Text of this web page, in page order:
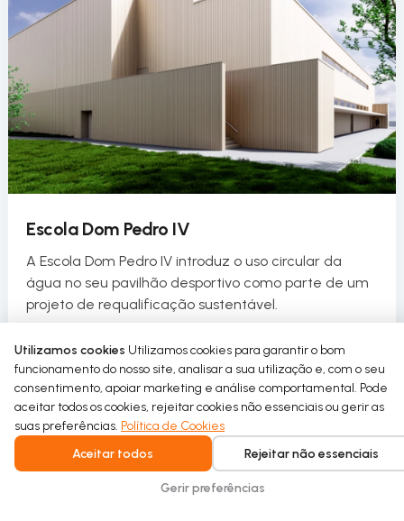
Escola Dom Pedro IV
A Escola Dom Pedro IV introduz o uso circular da
água no seu pavilhão desportivo como parte de um
projeto de requalificação sustentável.
Read more
Utilizamos cookies Utilizamos cookies para garantir o bom
funcionamento do nosso site, analisar a sua utilização e, com o seu
consentimento, apoiar marketing e análise comportamental. Pode
aceitar todos os cookies, rejeitar cookies não essenciais ou gerir as
suas preferências. Política de Cookies
Aceitar todos
Rejeitar não essenciais
Gerir preferências